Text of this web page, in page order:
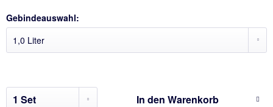
Gebindeauswahl:
In den Warenkorb